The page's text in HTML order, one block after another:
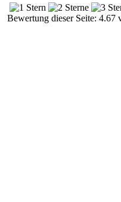
Bewertung dieser Seite: 4.67